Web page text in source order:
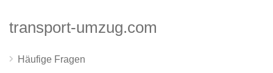
transport-umzug.com
Häufige Fragen